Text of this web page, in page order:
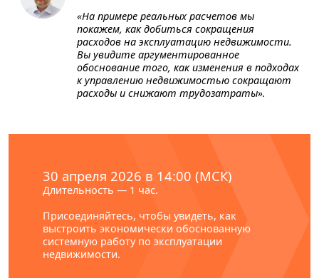
«На примере реальных расчетов мы
покажем, как добиться сокращения
расходов на эксплуатацию недвижимости.
Вы увидите аргументированное
обоснование того, как изменения в подходах
к управлению недвижимостью сокращают
расходы и снижают трудозатраты».
30 апреля 2026 в 14:00 (МСК)
Длительность — 1 час.
Присоединяйтесь, чтобы увидеть, как
выстроить экономически обоснованную
системную работу по эксплуатации
недвижимости.